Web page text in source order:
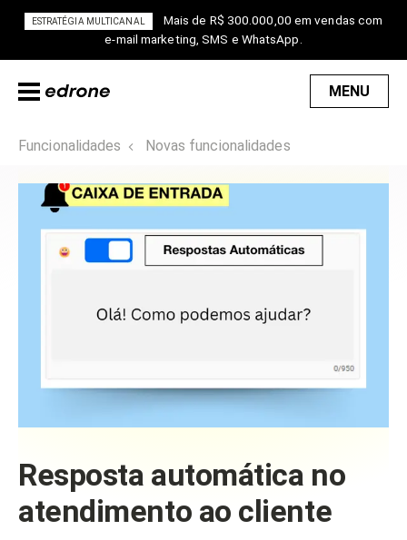
ESTRATÉGIA MULTICANAL
Mais de R$ 300.000,00 em vendas com
e-mail marketing, SMS e WhatsApp.
MENU
Funcionalidades Novas funcionalidades
Resposta automática no
atendimento ao cliente